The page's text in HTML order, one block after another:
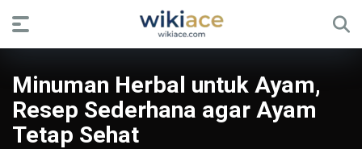
Minuman Herbal untuk Ayam,
Resep Sederhana agar Ayam
Tetap Sehat